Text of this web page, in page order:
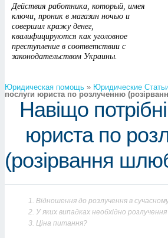
Юридическая помощь » Юридические
послуги юриста по розлученню
Навіщо
юриста по
(розірвання
Відношення до розлучення в
У яких випадках необхідно розлучення
Ціна питання?